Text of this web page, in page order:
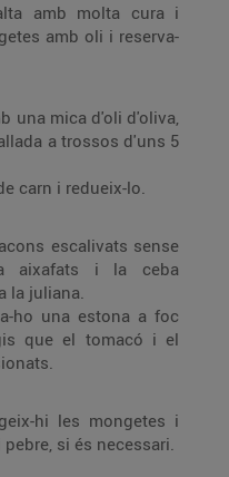
amb molta cura i
amb oli i reserva-
una mica d'oli d'oliva,
a trossos d'uns 5
carn i redueix-lo.
escalivats sense
aixafats i la ceba
la juliana.
ho una estona a foc
que el tomacó i el
hi les mongetes i
si és necessari.